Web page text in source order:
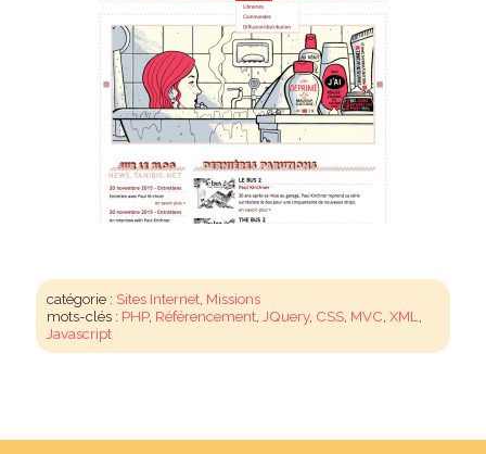
catégorie : Sites Internet, Missions
mots-clés : PHP, Référencement, JQuery, CSS, MVC XML
Javascript